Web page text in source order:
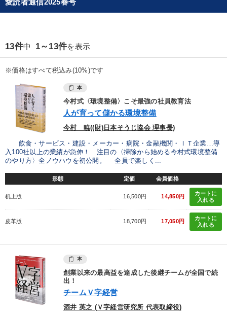
愛読者通信2025春号
13件中 1～13件を表示
※価格はすべて税込み(10%)です
本
今村式〈環境整備〉こそ最強の社員教育法
人が育って儲かる環境整備
今村 暁((財)日本そうじ協会 理事長)
飲食・サービス・建設・メーカー・病院・金融機関・ＩＴ企業…導
入100社以上の業績が急伸！ 注目の〈掃除から始める今村式環境整備
のやり方〉全ノウハウを初公開。 全員で楽しく...
形態 定価 会員価格
机上版 16,500円 14,850円
カートに
入れる
皮革版 18,700円 17,050円
カートに
入れる
本
創業以来の最高益を達成した後継チームが全国で続
出！
チームＶ字経営
酒井 英之 (Ｖ字経営研究所 代表取締役)